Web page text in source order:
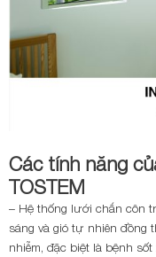
Các tính năng
TOSTEM
– Hệ thống lưới chắn côn
sáng và gió tự nhiên đồng
nhiễm, đặc biệt là bệnh sốt